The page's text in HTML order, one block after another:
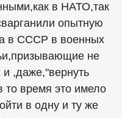
в НАТО,так
опытную
в СССР в военных
не
и ,даже,"вернуть
то время это имело
в одну и ту же